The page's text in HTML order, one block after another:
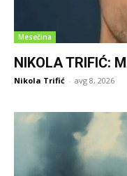
Mesečina
NIKOLA TRIFIĆ:
Nikola Trifić - avg 8, 2026